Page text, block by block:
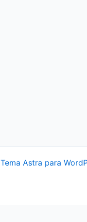
Tema Astra para